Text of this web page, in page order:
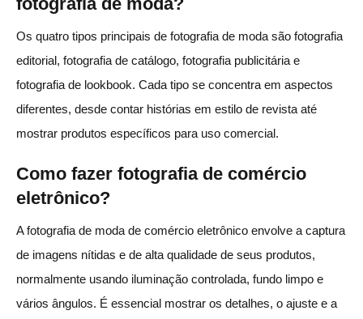
Os quatro tipos principais de fotografia de moda são fotografia
editorial, fotografia de catálogo, fotografia publicitária e
fotografia de lookbook. Cada tipo se concentra em aspectos
diferentes, desde contar histórias em estilo de revista até
mostrar produtos específicos para uso comercial.
Como fazer fotografia de comércio
eletrônico?
A fotografia de moda de comércio eletrônico envolve a captura
de imagens nítidas e de alta qualidade de seus produtos,
normalmente usando iluminação controlada, fundo limpo e
vários ângulos. É essencial mostrar os detalhes, o ajuste e a